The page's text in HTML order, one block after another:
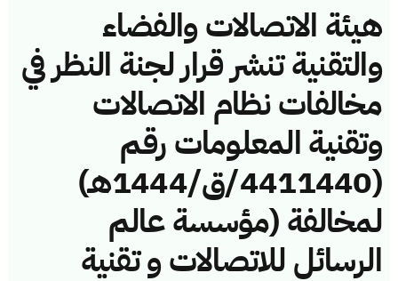
هيئة الاتصالات والفضاء
والتقنية تنشر قرار لجنة النظر في
مخالفات نظام الاتصالات
وتقنية المعلومات رقم
(4411440/ق/1444هـ)
لمخالفة (مؤسسة عالم
الرسائل للاتصالات و تقنية